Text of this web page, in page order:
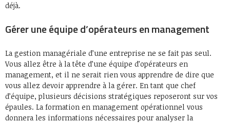
déjà.
Gérer une équipe d’opérateurs en management
La gestion managériale d’une entreprise ne se fait pas seul.
Vous allez être à la tête d’une équipe d’opérateurs en
management, et il ne serait rien vous apprendre de dire que
vous allez devoir apprendre à la gérer. En tant que chef
d’équipe, plusieurs décisions stratégiques reposeront sur vos
épaules. La formation en management opérationnel vous
donnera les informations nécessaires pour analyser la